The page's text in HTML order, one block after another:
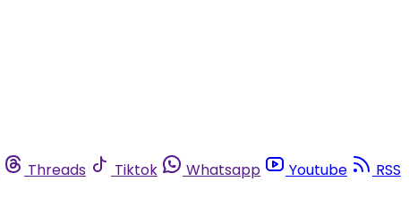
Threads Tiktok Whatsapp Youtube
RSS